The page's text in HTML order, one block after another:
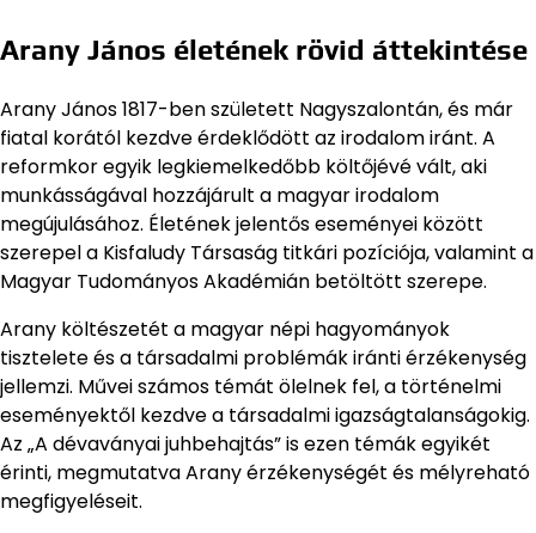
Arany János életének rövid áttekintése
Arany János 1817-ben született Nagyszalontán, és már
fiatal korától kezdve érdeklődött az irodalom iránt. A
reformkor egyik legkiemelkedőbb költőjévé vált, aki
munkásságával hozzájárult a magyar irodalom
megújulásához. Életének jelentős eseményei között
szerepel a Kisfaludy Társaság titkári pozíciója, valamint a
Magyar Tudományos Akadémián betöltött szerepe.
Arany költészetét a magyar népi hagyományok
tisztelete és a társadalmi problémák iránti érzékenység
jellemzi. Művei számos témát ölelnek fel, a történelmi
eseményektől kezdve a társadalmi igazságtalanságokig.
Az „A dévaványai juhbehajtás” is ezen témák egyikét
érinti, megmutatva Arany érzékenységét és mélyreható
megfigyeléseit.